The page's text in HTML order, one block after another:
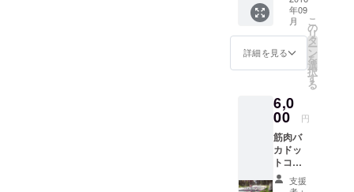
カー」
＋「Hot
Pant’z
（ホッ
プ」を
送らせ
て頂き
ます。
(\4500
円相当)
ント ！
「Hot
Pant’z
（ホッ
トパン
皿」お
届けい
たしま
す。
(\6000
円相当)
年09
月
詳細を見る
こ
の
リ
タ
ー
ン
を
選
択
す
る
6,0
00 円
筋肉バ
カドッ
トコム
のオリ
ジナル
支援